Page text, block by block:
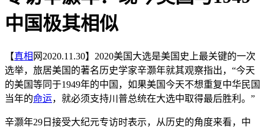
中国极其相似
【真相 网2020.11.30】2020美国大选是美国史上最关键的一次
选举，旅居美国的著名历史学家辛灏年就其观察指出，“今天
的美国等同于1949年的中国，如果美国今天不想重复中华民国
当年的命运，就必须支持川普总统在大选中取得最后胜利。”
辛灏年29日接受大纪元专访时表示，从历史的角度来看，中